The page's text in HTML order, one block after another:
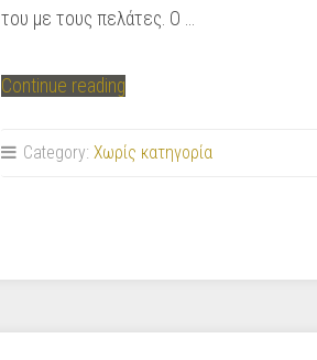
του με τους πελάτες. Ο …
Continue reading
κομμωτή”
Category: Χωρίς κατηγορία